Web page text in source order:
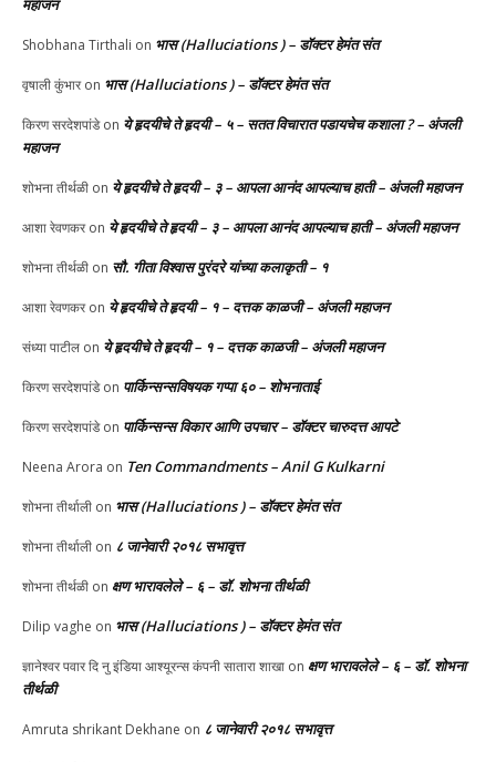
महाजन
Shobhana Tirthali on भास (Halluciations ) – डॉक्टर हेमंत संत
वृषाली कुंभारon भास (Halluciations ) – डॉक्टर हेमंत संत
किरण सरदेशपांडेon ये हृदयीचे ते हृदयी – ५ – सतत विचारात पडायचेच कशाला ? – अंजली
महाजन
शोभना तीर्थळी on ये हृदयीचे ते हृदयी – ३ – आपला आनंद आपल्याच हाती – अंजली महाजन
आशा रेवणकरon ये हृदयीचे ते हृदयी – ३ – आपला आनंद आपल्याच हाती – अंजली महाजन
शोभना तीर्थळी on सौ. गीता विश्वास पुरंदरे यांच्या कलाकृती – १
आशा रेवणकरon ये हृदयीचे ते हृदयी – १ – दत्तक काळजी – अंजली महाजन
संध्या पाटील on ये हृदयीचे ते हृदयी – १ – दत्तक काळजी – अंजली महाजन
किरण सरदेशपांडेon पार्किन्सन्सविषयक गप्पा ६० – शोभनाताई
किरण सरदेशपांडेon पार्किन्सन्स विकार आणि उपचार – डॉक्टर चारुदत्त आपटे
Neena Arora on Ten Commandments – Anil G Kulkarni
शोभना तीर्थाली on भास (Halluciations ) – डॉक्टर हेमंत संत
शोभना तीर्थाली on ८ जानेवारी २०१८ सभावृत्त
शोभना तीर्थळी on क्षण भारावलेले – ६ – डॉ. शोभना तीर्थळी
Dilip vaghe on भास (Halluciations ) – डॉक्टर हेमंत संत
ज्ञानेश्वर पवार दि नु इंडिया आश्यूरन्स कंपनी सातारा शाखा on क्षण भारावलेले – ६ – डॉ. शोभना
तीर्थळी
Amruta shrikant Dekhane on ८ जानेवारी २०१८ सभावृत्त